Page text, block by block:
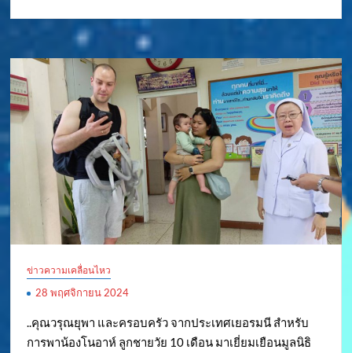
ข่าวความเคลื่อนไหว
28 พฤศจิกายน 2024
..คุณวรุณยุพา และครอบครัว จากประเทศเยอรมนี สำหรับ
การพาน้องโนอาห์ ลูกชายวัย 10 เดือน มาเยี่ยมเยือนมูลนิธิ